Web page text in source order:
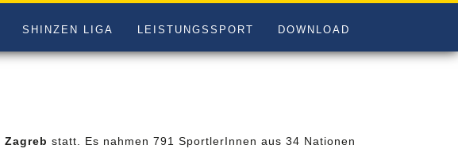
SHINZEN LIGA LEISTUNGSSPORT DOWNLOAD
Zagreb statt. Es nahmen 791 SportlerInnen aus 34 Nationen